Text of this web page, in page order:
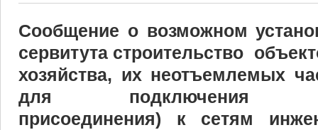
Сообщение о возможном
сервитута строительство
хозяйства, их неотъемлемых
для подключения
присоединения) к сетям